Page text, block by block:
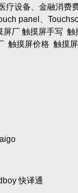
疗设备、金融消费
panel、
屏厂 触摸屏手写 触
触摸屏价格 触摸
快译通